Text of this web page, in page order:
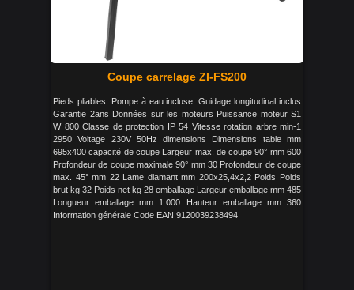
Coupe carrelage ZI-FS200
Pieds pliables. Pompe à eau incluse. Guidage longitudinal inclus
Garantie 2ans Données sur les moteurs Puissance moteur S1
W 800 Classe de protection IP 54 Vitesse rotation arbre min-1
2950 Voltage 230V 50Hz dimensions Dimensions table mm
695x400 capacité de coupe Largeur max. de coupe 90° mm 600
Profondeur de coupe maximale 90° mm 30 Profondeur de coupe
max. 45° mm 22 Lame diamant mm 200x25,4x2,2 Poids Poids
brut kg 32 Poids net kg 28 emballage Largeur emballage mm 485
Longueur emballage mm 1.000 Hauteur emballage mm 360
Information générale Code EAN 9120039238494